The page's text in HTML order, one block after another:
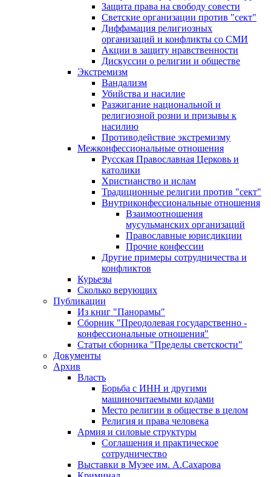
Защита права на свободу совести
Светские организации против "сект"
Диффамация религиозных
организаций и конфликты со СМИ
Акции в защиту нравственности
Дискуссии о религии и обществе
Экстремизм
Вандализм
Убийства и насилие
Разжигание национальной и
религиозной розни и призывы к
насилию
Противодействие экстремизму
Межконфессиональные отношения
Русская Православная Церковь и
католики
Христианство и ислам
Традиционные религии против "сект"
Внутриконфессиональные отношения
Взаимоотношения
мусульманских организаций
Православные юрисдикции
Прочие конфессии
Другие примеры сотрудничества и
конфликтов
Курьезы
Сколько верующих
Публикации
Из книг "Панорамы"
Сборник "Преодолевая государственно -
конфессиональные отношения"
Статьи сборника "Пределы светскости"
Документы
Архив
Власть
Борьба с ИНН и другими
машиночитаемыми кодами
Место религии в обществе в целом
Религия и права человека
Армия и силовые структуры
Соглашения и практическое
сотрудничество
Выставки в Музее им. А.Сахарова